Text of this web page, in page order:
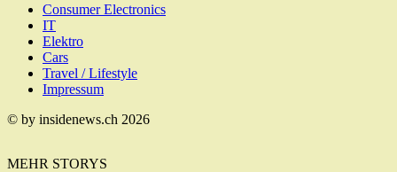
Consumer Electronics
IT
Elektro
Cars
Travel / Lifestyle
Impressum
© by insidenews.ch 2026
MEHR STORYS